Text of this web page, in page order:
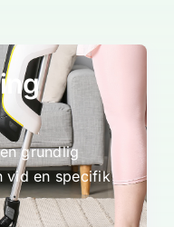
grundlig
vid en specifik